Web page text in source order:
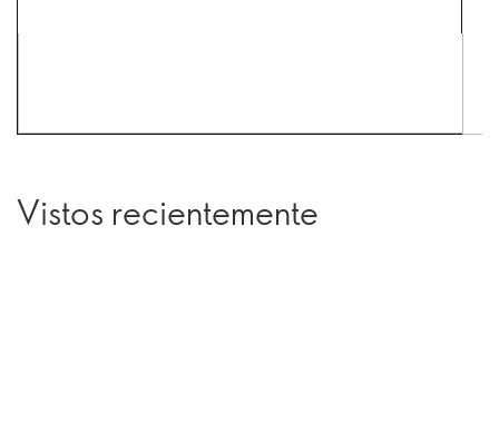
Vistos recientemente